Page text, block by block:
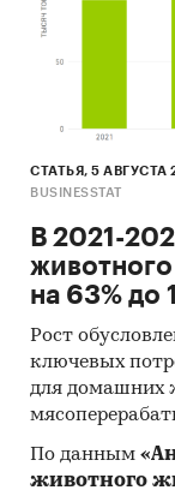
СТАТЬЯ, 5 АВГУСТА
BUSINESSTAT
В 2021-
на 63% до
Рост
ключевых
для домашних
По данным
животного